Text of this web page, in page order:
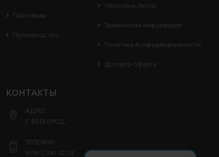
Партнерам
Производство
Опросные Листы
Техническая Информация
Политика Конфиденциальности
Договор-Оферта
КОНТАКТЫ
АДРЕС:
Г. БЕЛГОРОД,
ТЕЛЕФОН:
8 (861) 241-02-03